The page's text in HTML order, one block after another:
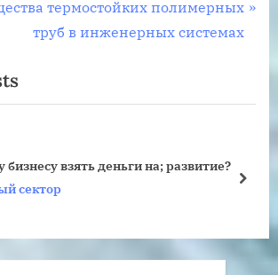
термостойких полимерных
труб в инженерных системах
бизнесу взять деньги на; развитие?
сектор next